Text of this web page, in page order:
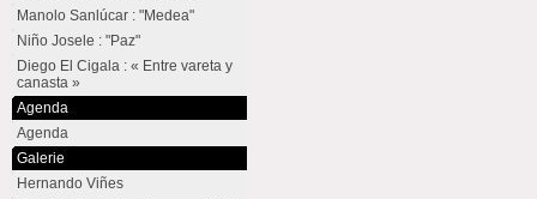
Manolo Sanlúcar : "Medea"
Niño Josele : "Paz"
Diego El Cigala : « Entre vareta y
canasta »
Agenda
Agenda
Galerie
Hernando Viñes